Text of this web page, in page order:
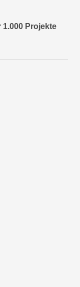
Projekte